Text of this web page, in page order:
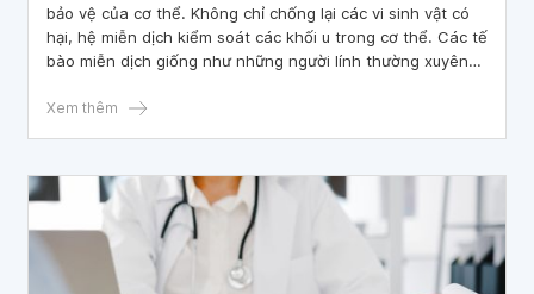
bảo vệ của cơ thể. Không chỉ chống lại các vi sinh vật có
hại, hệ miễn dịch kiểm soát các khối u trong cơ thể. Các tế
bào miễn dịch giống như những người lính thường xuyên
bào ác tính mới, chúng sẽ loại bỏ các tế bào ác tính trước
Xem thêm